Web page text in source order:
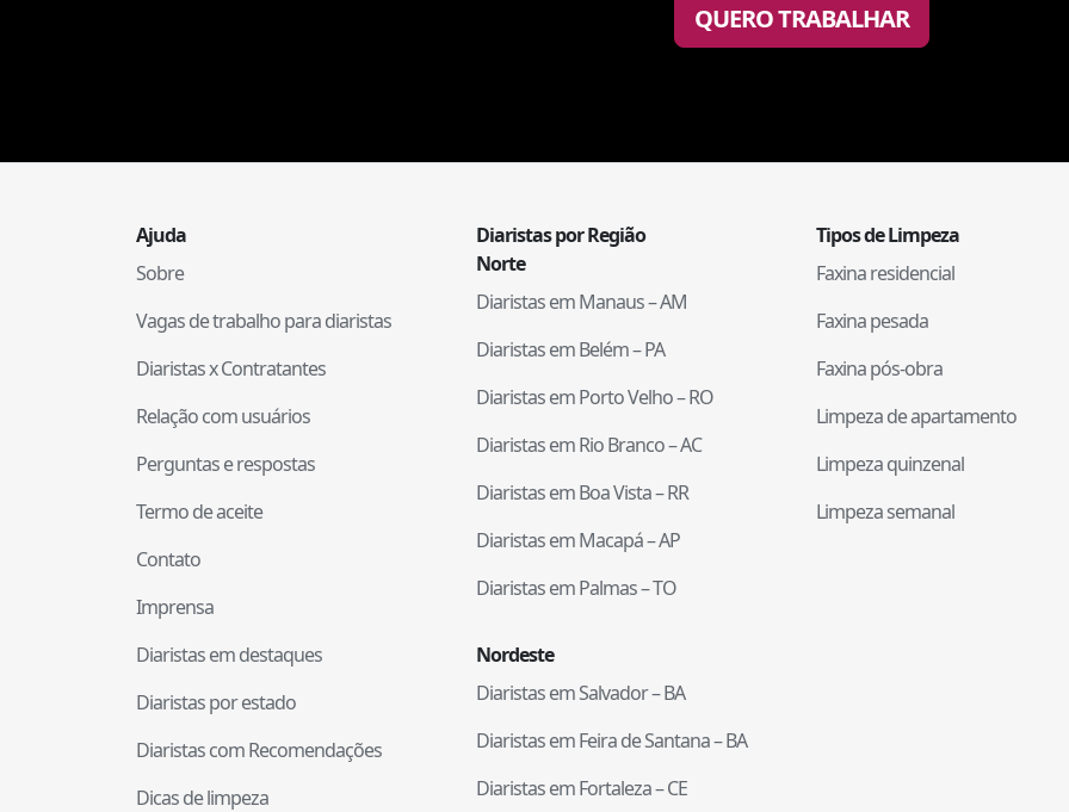
QUERO TRABALHAR
Ajuda
Sobre
Vagas de trabalho para diaristas
Diaristas x Contratantes
Relação com usuários
Perguntas e respostas
Termo de aceite
Contato
Imprensa
Diaristas em destaques
Diaristas por estado
Diaristas com Recomendações
Dicas de limpeza
Diaristas por Região
Norte
Diaristas emManaus–AM
Diaristas emBelém–PA
Diaristas emPorto Velho–RO
Diaristas emRio Branco–AC
Diaristas emBoa Vista–RR
Diaristas emMacapá–AP
Diaristas emPalmas–TO
Nordeste
Diaristas emSalvador–BA
Diaristas emFeira de Santana–BA
Diaristas emFortaleza–CE
Tipos de Limpeza
Faxina residencial
Faxina pesada
Faxina pós-obra
Limpeza de apartamento
Limpeza quinzenal
Limpeza semanal